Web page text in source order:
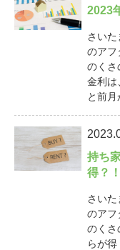
2023
さいた
のアフ
のく
金利は
と前
持ち
得？！
さいた
のアフ
のくさ
らが